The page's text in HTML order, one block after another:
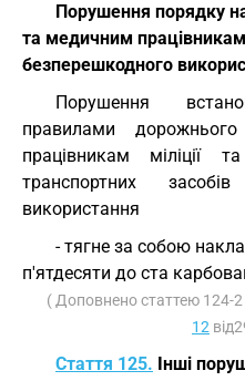
Порушення порядку
та медичним
безперешкодного
Порушення
правилами
працівникам міліції
транспортних
використання
- тягне за собою
п'ятдесяти до ста
( Доповнено статтею 124-
12
Стаття 125. Інші